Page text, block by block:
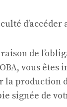
de
vous
la production
signée de